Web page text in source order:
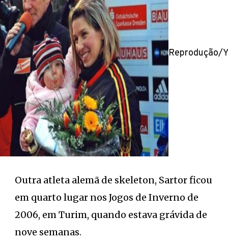
Reprodução/
Outra atleta alemã de skeleton, Sartor ficou
em quarto lugar nos Jogos de Inverno de
2006, em Turim, quando estava grávida de
nove semanas.